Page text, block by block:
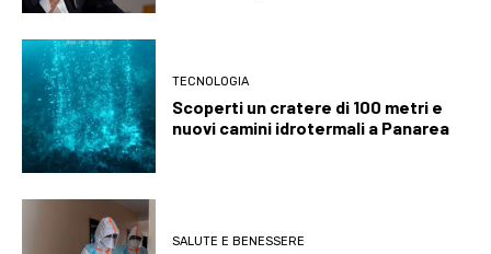
TECNOLOGIA
Scoperti un cratere di 100 metri e
nuovi camini idrotermali a Panarea
SALUTE E BENESSERE